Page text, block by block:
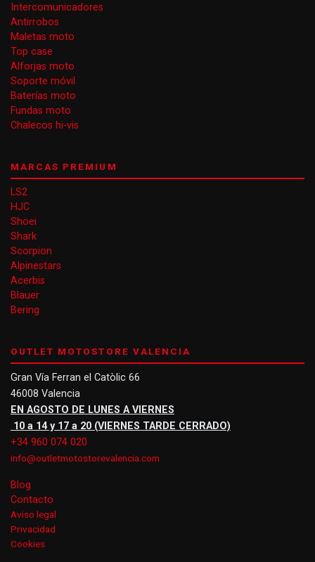
Intercomunicadores
Antirrobos
Maletas moto
Top case
Alforjas moto
Soporte móvil
Baterías moto
Fundas moto
Chalecos hi-vis
MARCAS PREMIUM
LS2
HJC
Shoei
Shark
Scorpion
Alpinestars
Acerbis
Blauer
Bering
OUTLET MOTOSTORE VALENCIA
Gran Vía Ferran el Catòlic 66
46008 Valencia
EN AGOSTO DE LUNES A VIERNES
10 a 14 y 17 a 20 (VIERNES TARDE CERRADO)
+34 960 074 020
info@outletmotostorevalencia.com
Blog
Contacto
Aviso legal
Privacidad
Cookies